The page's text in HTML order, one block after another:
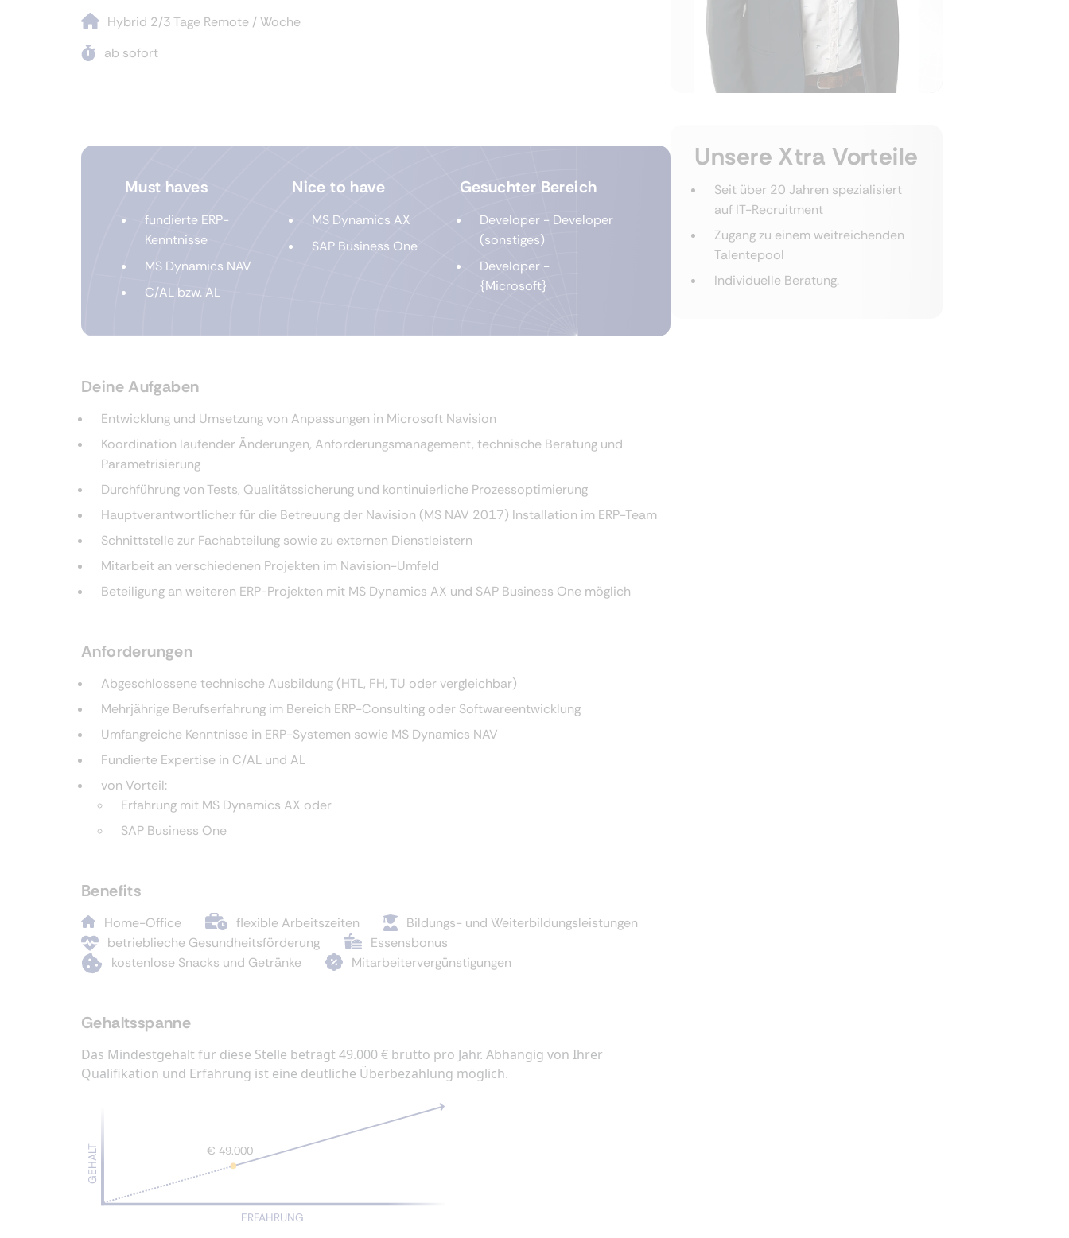
Hybrid 2/3 Tage Remote / Woche
ab sofort
Must haves
fundierte ERP-
Kenntnisse
MS Dynamics NAV
C/AL bzw. AL
Nice to have
MS Dynamics AX
SAP Business One
Gesuchter Bereich
Developer - Developer
(sonstiges)
Developer -
{Microsoft}
Deine Aufgaben
Entwicklung und Umsetzung von Anpassungen in Microsoft Navision
Koordination laufender Änderungen, Anforderungsmanagement, technische Beratung und
Parametrisierung
Durchführung von Tests, Qualitätssicherung und kontinuierliche Prozessoptimierung
Hauptverantwortliche:r für die Betreuung der Navision (MS NAV 2017) Installation im ERP-Team
Schnittstelle zur Fachabteilung sowie zu externen Dienstleistern
Mitarbeit an verschiedenen Projekten im Navision-Umfeld
Beteiligung an weiteren ERP-Projekten mit MS Dynamics AX und SAP Business One möglich
Anforderungen
Abgeschlossene technische Ausbildung (HTL, FH, TU oder vergleichbar)
Mehrjährige Berufserfahrung im Bereich ERP-Consulting oder Softwareentwicklung
Umfangreiche Kenntnisse in ERP-Systemen sowie MS Dynamics NAV
Fundierte Expertise in C/AL und AL
von Vorteil:
Erfahrung mit MS Dynamics AX oder
SAP Business One
Benefits
Home-Office flexible Arbeitszeiten
Bildungs- und Weiterbildungsleistungen
betrieblieche Gesundheitsförderung
Essensbonus
kostenlose Snacks und Getränke
Mitarbeitervergünstigungen
Gehaltsspanne
Das Mindestgehalt für diese Stelle beträgt 49.000 € brutto pro Jahr. Abhängig von Ihrer
Qualifikation und Erfahrung ist eine deutliche Überbezahlung möglich.
GEHALT
ERFAHRUNG
€ 49.000
Unsere Xtra Vorteile
Seit über 20 Jahren spezialisiert
auf IT-Recruitment
Zugang zu einem weitreichenden
Talentepool
Individuelle Beratung.